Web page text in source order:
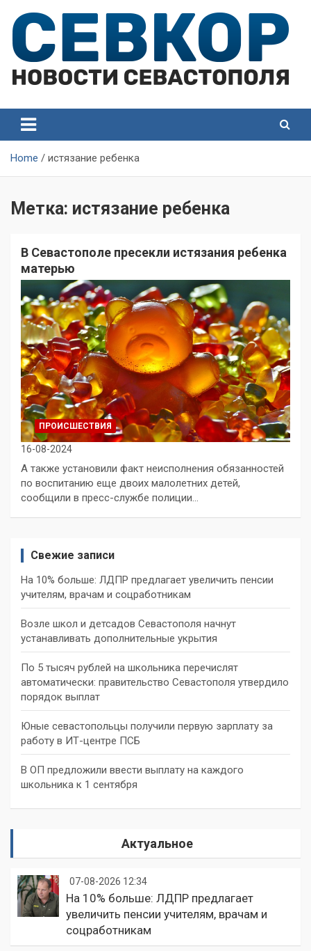
content
Севастополя
Севастополя
Home истязание ребенка
Метка: истязание ребенка
В Севастополе пресекли истязания ребенка
матерью
ПРОИСШЕСТВИЯ
16-08-2024
А также установили факт неисполнения обязанностей
по воспитанию еще двоих малолетних детей,
сообщили в пресс-службе полиции…
Свежие записи
На 10% больше: ЛДПР предлагает увеличить пенсии
учителям, врачам и соцработникам
Возле школ и детсадов Севастополя начнут
устанавливать дополнительные укрытия
По 5 тысяч рублей на школьника перечислят
автоматически: правительство Севастополя утвердило
порядок выплат
Юные севастопольцы получили первую зарплату за
работу в ИТ-центре ПСБ
В ОП предложили ввести выплату на каждого
школьника к 1 сентября
Актуальное
07-08-2026 12:34
На 10% больше: ЛДПР предлагает
увеличить пенсии учителям, врачам и
соцработникам